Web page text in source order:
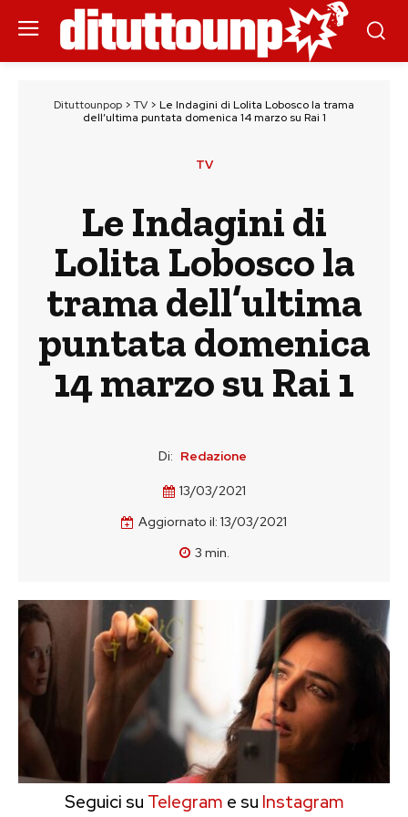
Dituttounpop > TV > Le Indagini di Lolita Lobosco la trama
dell’ultima puntata domenica 14 marzo su Rai 1
TV
Le Indagini di
Lolita Lobosco la
trama dell’ultima
puntata domenica
14 marzo su Rai 1
Di: Redazione
13/03/2021
Aggiornato il: 13/03/2021
3 min.
Seguici su Telegram e su Instagram